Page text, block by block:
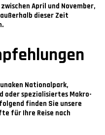
April und November,
dieser Zeit
Nationalpark,
oder spezialisiertes Makro-
finden Sie unsere
für Ihre Reise nach